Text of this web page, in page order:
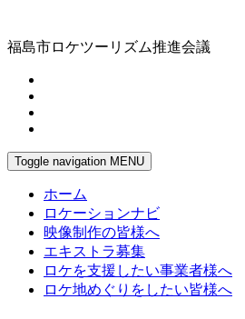
福島市ロケツーリズム推進会議
Toggle navigation MENU
ホーム
ロケーションナビ
映像制作の皆様へ
エキストラ募集
ロケを支援したい事業者様へ
ロケ地めぐりをしたい皆様へ